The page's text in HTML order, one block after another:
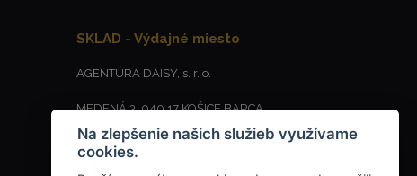
SKLAD - Výdajné miesto
AGENTÚRA DAISY, s. r. o.
MEDENÁ 3, 040 17 KOŠICE BARCA
Na zlepšenie našich služieb využívame
cookies.